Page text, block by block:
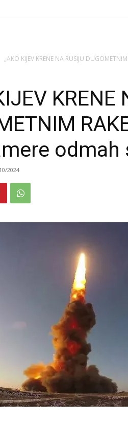
„AKO KIJEV KRENE NA RUSIJU
KRENE
odmah
2024